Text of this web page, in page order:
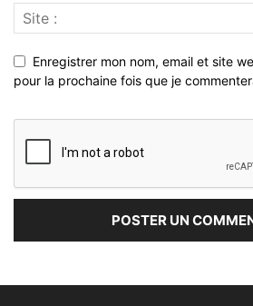
Enregistrer mon nom, email et site
pour la prochaine fois que je